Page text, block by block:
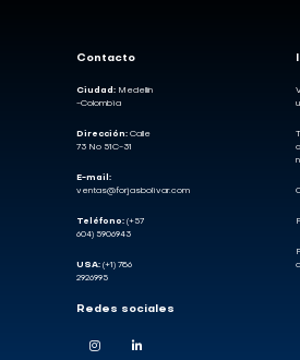
Contacto
Ciudad: Medellín
-Colombia
Dirección: Calle
73 No 51C-31
E-mail:
ventas@forjasbolivar.com
Teléfono: (+57
604) 5906943
USA: (+1) 786
2926995
Redes sociales